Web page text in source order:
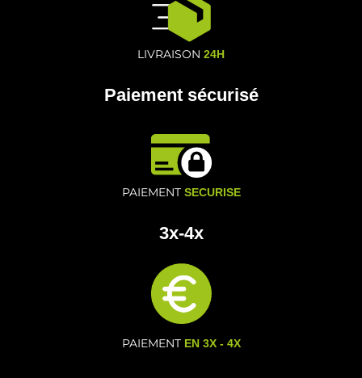
LIVRAISON 24H
Paiement sécurisé
PAIEMENT SECURISE
3x-4x
PAIEMENT EN 3X - 4X